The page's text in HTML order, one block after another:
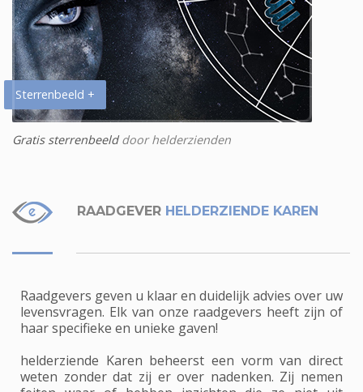
Sterrenbeeld +
Gratis sterrenbeelddoor helderzienden
RAADGEVER HELDERZIENDE KAREN
Raadgevers geven u klaar en duidelijk advies over uw
levensvragen. Elk van onze raadgevers heeft zijn of
haar specifieke en unieke gaven!
helderziende Karen beheerst een vorm van direct
weten zonder dat zij er over nadenken. Zij nemen